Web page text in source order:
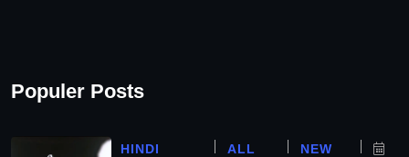
Populer Posts
HINDI
ALL
NEW